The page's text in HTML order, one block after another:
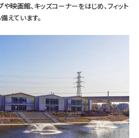
映画館、キッズコーナーをはじめ、フィット
えています。